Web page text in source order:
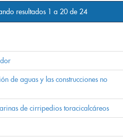
resultados 1 a 20 de 24
de aguas y las construcciones no
de cirripedios toracicalcáreos